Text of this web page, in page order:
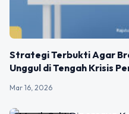
Strategi Terbukti Agar
Unggul di Tengah Krisis
Mar 16, 2026